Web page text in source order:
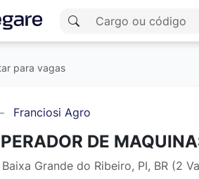
para vagas
Franciosi Agro
DE
Baixa Grande do Ribeiro, PI, BR (2